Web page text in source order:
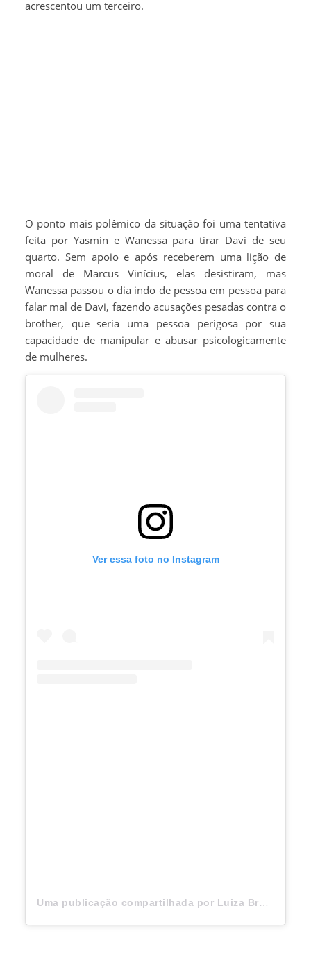
acrescentou um terceiro.
O ponto mais polêmico da situação foi uma tentativa
feita por Yasmin e Wanessa para tirar Davi de seu
quarto. Sem apoio e após receberem uma lição de
moral de Marcus Vinícius, elas desistiram, mas
Wanessa passou o dia indo de pessoa em pessoa para
falar mal de Davi, fazendo acusações pesadas contra o
brother, que seria uma pessoa perigosa por sua
capacidade de manipular e abusar psicologicamente
de mulheres.
Ver essa foto no Instagram